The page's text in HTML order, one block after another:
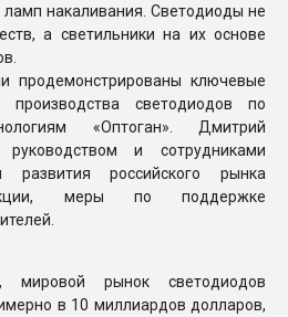
накаливания. Светодиоды не
а светильники на их основе
продемонстрированы ключевые
производства светодиодов по
«Оптоган». Дмитрий
и сотрудниками
развития российского рынка
меры по поддержке
мировой рынок светодиодов
в 10 миллиардов долларов,